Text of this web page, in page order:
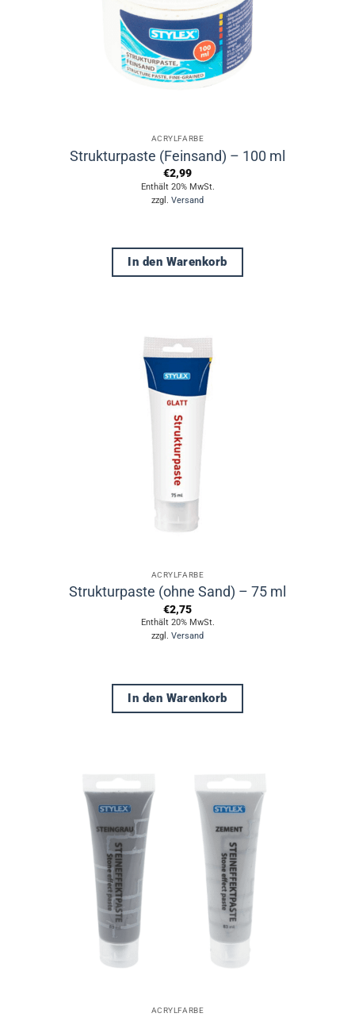
ACRYLFARBE
Strukturpaste (Feinsand) – 100 ml
€2,99
Enthält 20% MwSt.
zzgl. Versand
In den Warenkorb
ACRYLFARBE
Strukturpaste (ohne Sand) – 75 ml
€2,75
Enthält 20% MwSt.
zzgl. Versand
In den Warenkorb
ACRYLFARBE